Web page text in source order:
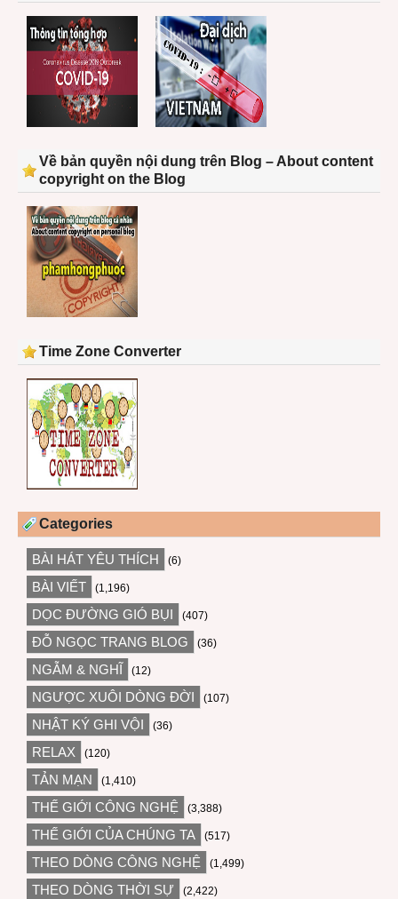
Về bản quyền nội dung trên Blog – About content
copyright on the Blog
Time Zone Converter
Categories
BÀI HÁT YÊU THÍCH (6)
BÀI VIẾT (1,196)
DỌC ĐƯỜNG GIÓ BỤI (407)
ĐỖ NGỌC TRANG BLOG (36)
NGẪM & NGHĨ (12)
NGƯỢC XUÔI DÒNG ĐỜI (107)
NHẬT KÝ GHI VỘI (36)
RELAX (120)
TẢN MẠN (1,410)
THẾ GIỚI CÔNG NGHỆ (3,388)
THẾ GIỚI CỦA CHÚNG TA (517)
THEO DÒNG CÔNG NGHỆ (1,499)
THEO DÒNG THỜI SỰ (2,422)